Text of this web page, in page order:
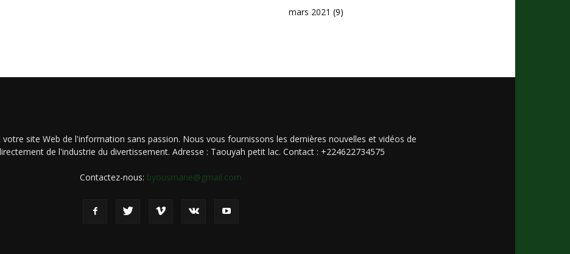
mars 2021 (9)
votre site Web de l'information sans passion. Nous vous fournissons les dernières nouvelles et vidéos de
de l'industrie du divertissement. Adresse : Taouyah petit lac. Contact : +224622734575
Contactez-nous: byousmane@gmail.com